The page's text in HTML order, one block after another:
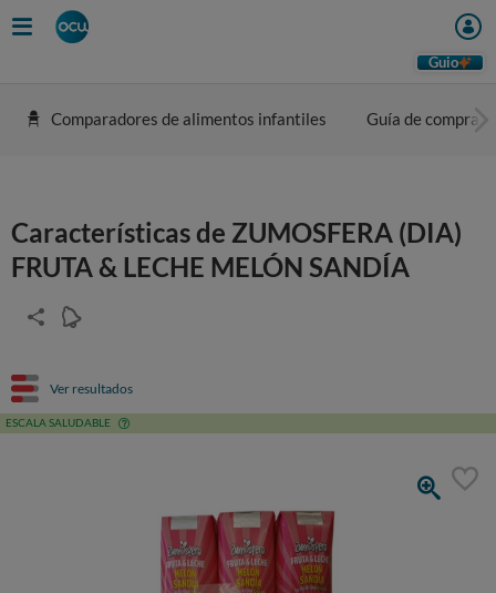
Guio
Comparadores de alimentos infantiles Guía de compra
Características de ZUMOSFERA (DIA)
FRUTA & LECHE MELÓN SANDÍA
Ver resultados
ESCALA SALUDABLE